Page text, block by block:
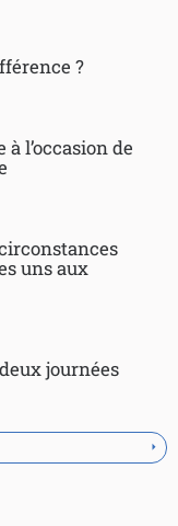
?
l’occasion de
uns aux
journées